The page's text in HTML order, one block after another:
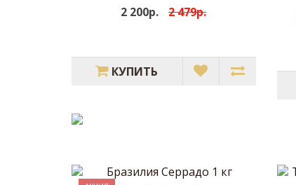
2 200р. 2 479р.
КУПИТЬ